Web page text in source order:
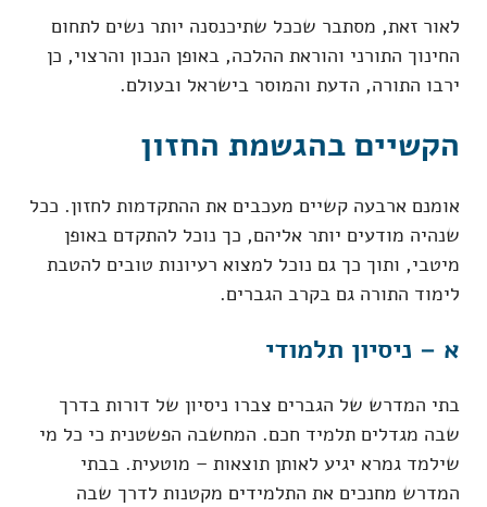
לאור זאת, מסתבר שככל שתיכנסנה יותר נשים לתחום
החינוך התורני והוראת ההלכה, באופן הנכון והרצוי, כן
ירבו התורה, הדעת והמוסר בישראל ובעולם.
הקשיים בהגשמת החזון
אומנם ארבעה קשיים מעכבים את ההתקדמות לחזון. ככל
שנהיה מודעים יותר אליהם, כך נוכל להתקדם באופן
מיטבי, ותוך כך גם נוכל למצוא רעיונות טובים להטבת
לימוד התורה גם בקרב הגברים.
א – ניסיון תלמודי
בתי המדרש של הגברים צברו ניסיון של דורות בדרך
שבה מגדלים תלמיד חכם. המחשבה הפשטנית כי כל מי
שילמד גמרא יגיע לאותן תוצאות – מוטעית. בבתי
המדרש מחנכים את התלמידים מקטנות לדרך שבה